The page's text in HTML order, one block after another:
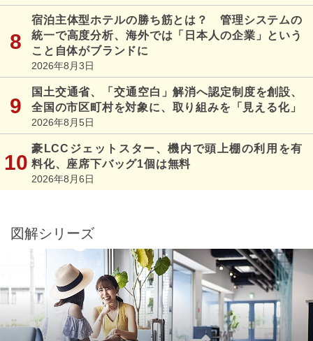
宿泊主体型ホテルの勝ち筋とは？ 管理システムの
統一で高度分析、海外では「日本人の企業」という
こと自体がブランドに
2026年8月3日
国土交通省、「交通空白」解消へ認定制度を創設、
全国の市区町村を対象に、取り組みを「見える化」
2026年8月5日
豪LCCジェットスター、機内で頭上棚の利用を有
料化、座席下バッグ1個は無料
2026年8月6日
図解シリーズ